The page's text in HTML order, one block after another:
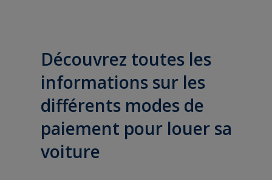
Découvrez toutes les
informations sur les
différents modes de
paiement pour louer sa
voiture